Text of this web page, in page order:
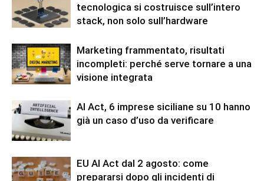
tecnologica si costruisce sull’intero
stack, non solo sull’hardware
Marketing frammentato, risultati
incompleti: perché serve tornare a una
visione integrata
AI Act, 6 imprese siciliane su 10 hanno
già un caso d’uso da verificare
EU AI Act dal 2 agosto: come
prepararsi dopo gli incidenti di